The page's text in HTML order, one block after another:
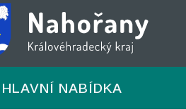
HLAVNÍ NABÍDKA